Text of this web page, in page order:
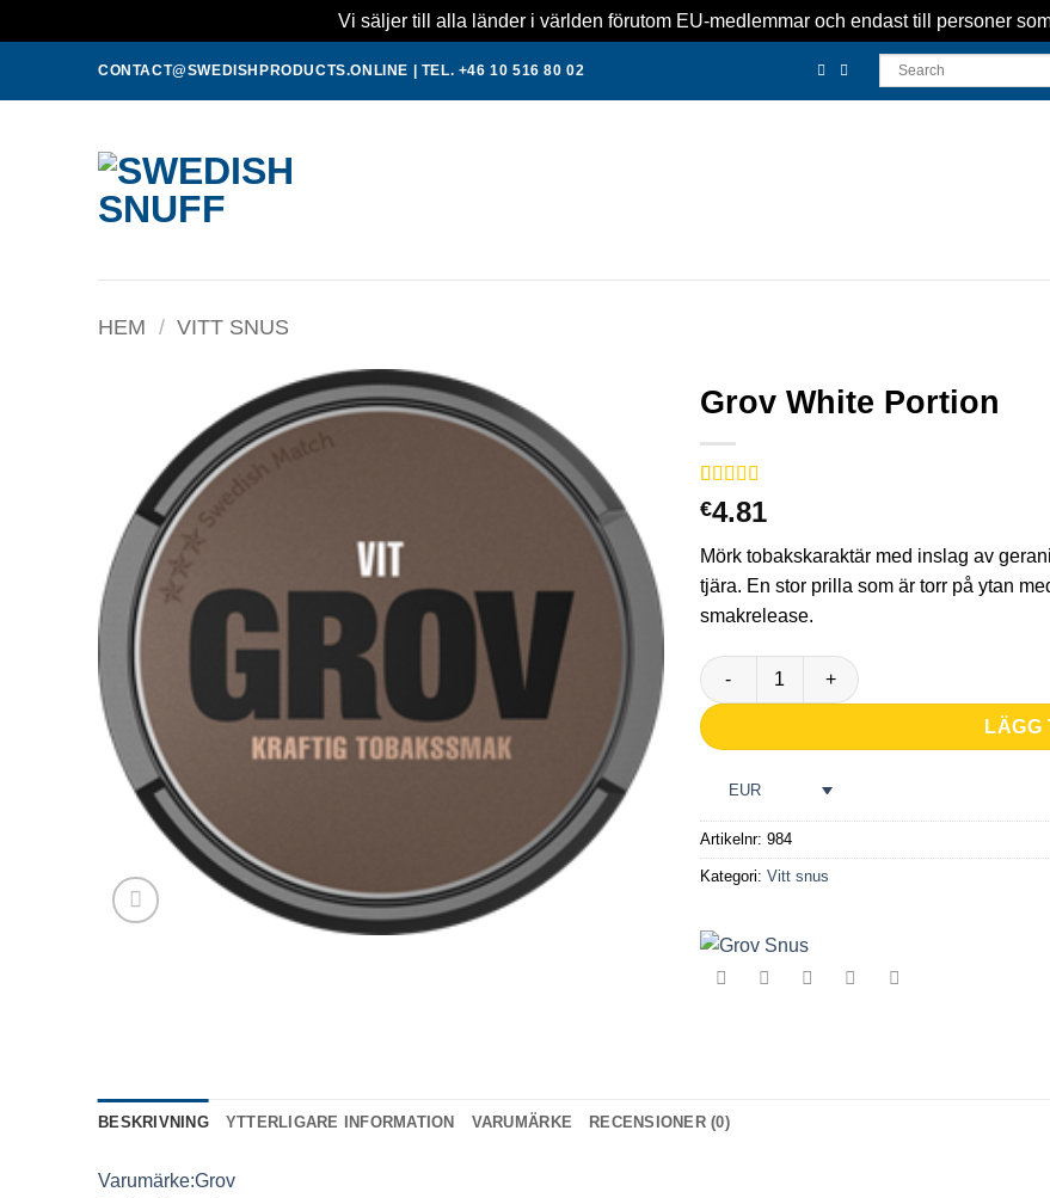
Vi säljer till alla länder i världen förutom EU-medlemmar och endast till personer
CONTACT@SWEDISHPRODUCTS.ONLINE | TEL. +46 10 516 80 02
HEM / VITT SNUS
Grov White Portion
Betygsatt
av 5 baserat
1
kundrecension
€4.81
Mörk tobakskaraktär med inslag av
tjära. En stor prilla som är torr på ytan
smakrelease.
Grov White Portion mängd
LÄGG
EUR
Artikelnr:984
Kategori:Vitt snus
BESKRIVNING YTTERLIGARE INFORMATION VARUMÄRKE RECENSIONER (0)
Varumärke:Grov